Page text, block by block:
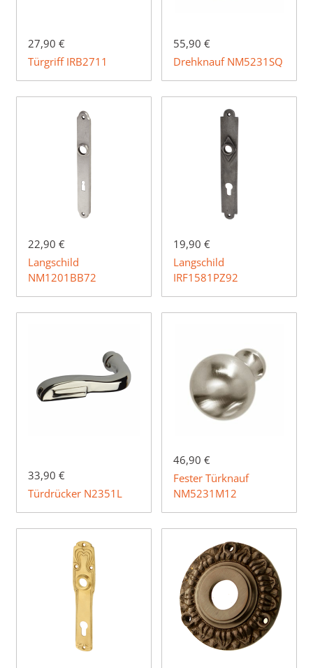
27,90 €
Türgriff IRB2711
55,90 €
Drehknauf NM5231SQ
22,90 €
Langschild
NM1201BB72
19,90 €
Langschild
IRF1581PZ92
33,90 €
Türdrücker N2351L
46,90 €
Fester Türknauf
NM5231M12